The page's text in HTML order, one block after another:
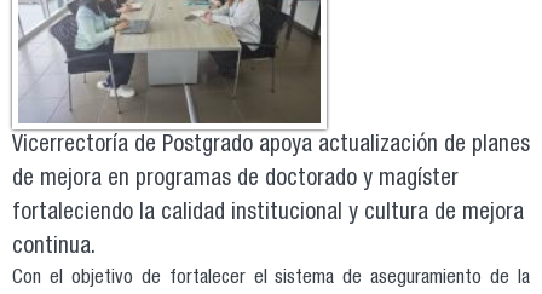
Vicerrectoría de Postgrado apoya actualización de planes
de mejora en programas de doctorado y magíster
fortaleciendo la calidad institucional y cultura de mejora
continua.
Con el objetivo de fortalecer el sistema de aseguramiento de la